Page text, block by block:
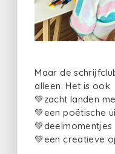
Maar de
alleen. Het is ook
💚zacht landen
💚een poëtische
💚deelmomentjes
💚een creatieve